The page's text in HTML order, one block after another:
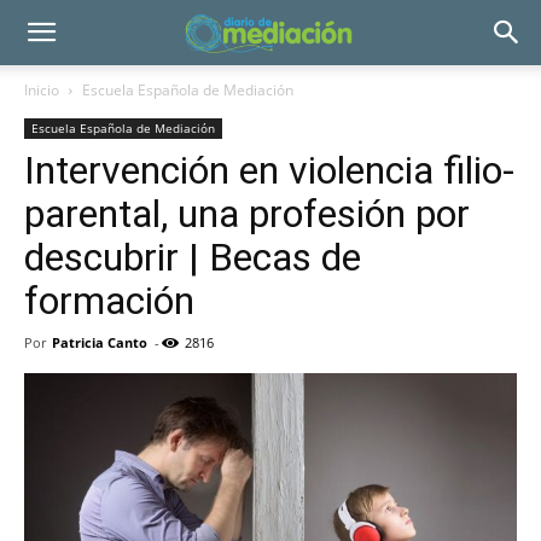
Inicio Escuela Española de Mediación
Escuela Española de Mediación
Intervención en violencia filio-
parental, una profesión por
descubrir | Becas de
formación
Por Patricia Canto - 2816